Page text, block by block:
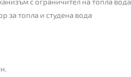
за топла и студена вода